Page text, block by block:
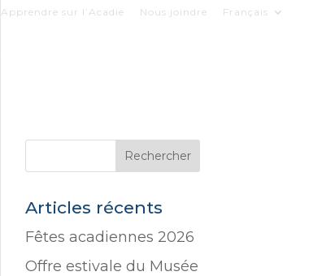
Apprendre sur l’Acadie Nous joindre Français
Articles récents
Fêtes acadiennes 2026
Offre estivale du Musée